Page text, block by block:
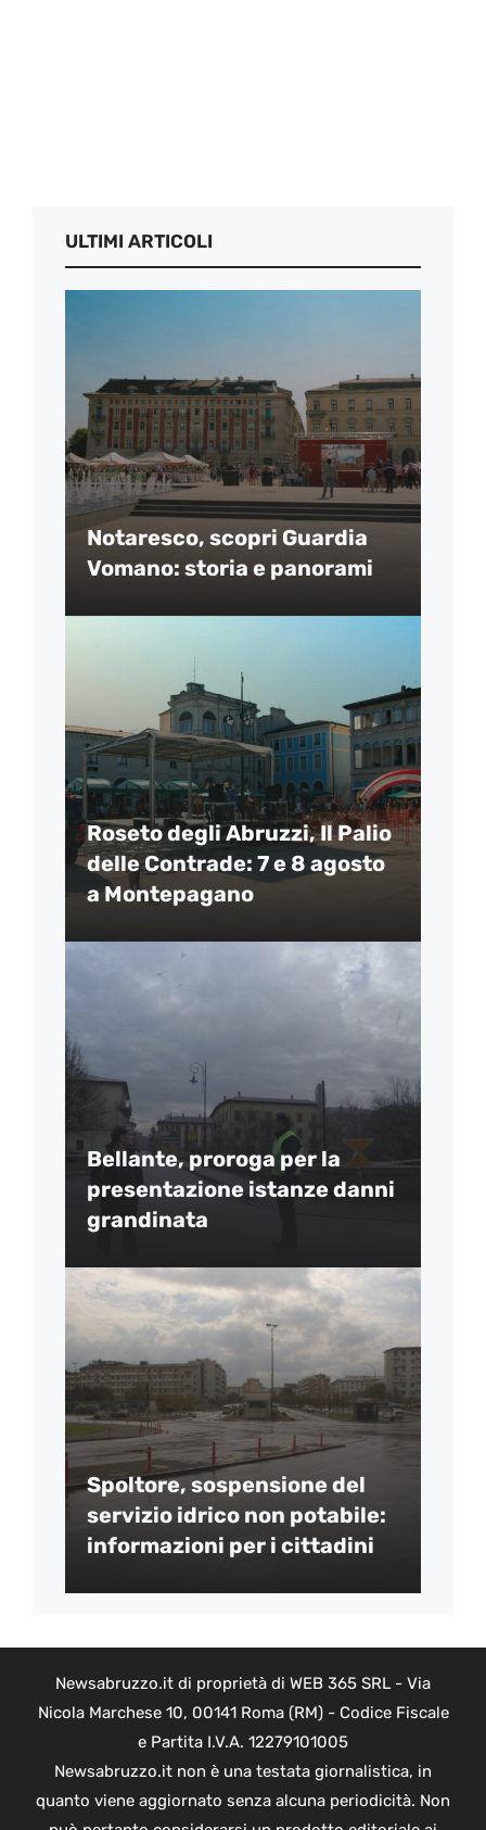
ULTIMI ARTICOLI
Notaresco, scopri Guardia
Vomano: storia e panorami
Roseto degli Abruzzi, Il Palio
delle Contrade: 7 e 8 agosto
a Montepagano
Bellante, proroga per la
presentazione istanze danni
grandinata
Spoltore, sospensione del
servizio idrico non potabile:
informazioni per i cittadini
Newsabruzzo.it di proprietà di WEB 365 SRL - Via
Nicola Marchese 10, 00141 Roma (RM) - Codice Fiscale
e Partita I.V.A. 12279101005
Newsabruzzo.it non è una testata giornalistica, in
quanto viene aggiornato senza alcuna periodicità. Non